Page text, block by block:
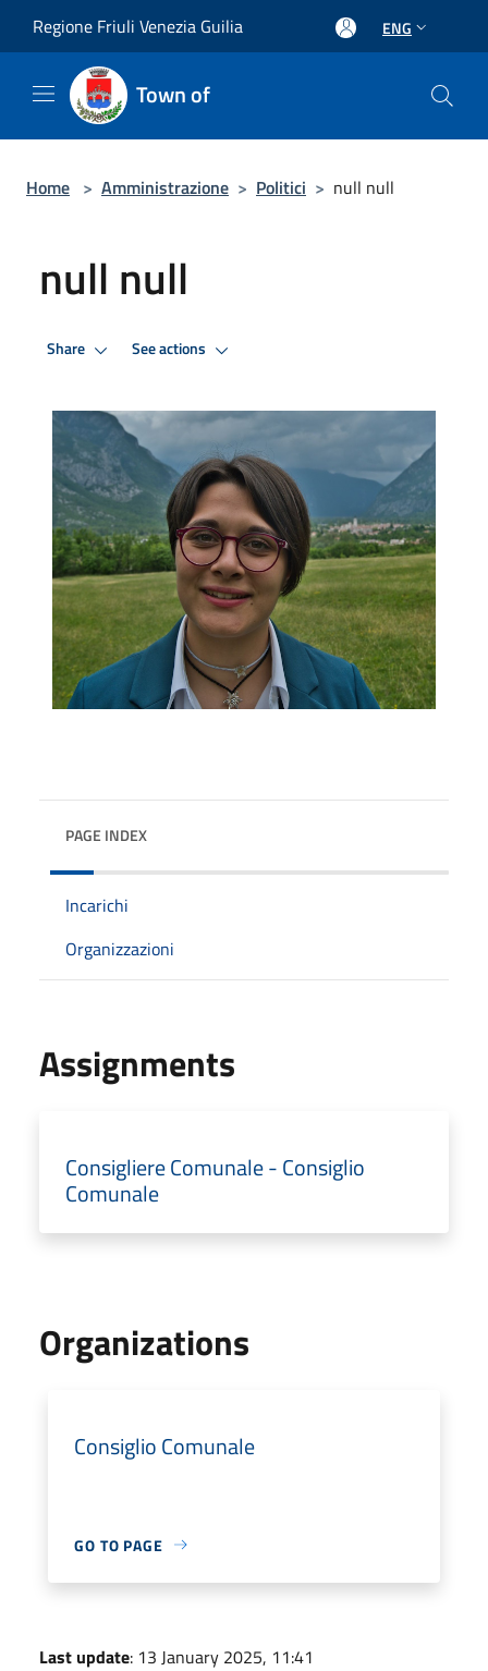
Regione Friuli Venezia Guilia ENG
Town of
Home > Amministrazione > Politici > null null
null null
Share See actions
PAGE INDEX
Incarichi
Organizzazioni
Assignments
Consigliere Comunale - Consiglio
Comunale
Organizations
Consiglio Comunale
GO TO PAGE
Last update: 13 January 2025, 11:41